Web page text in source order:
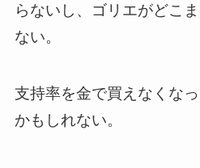
らないし、ゴリエがどこ
ない。
支持率を金で買えなくな
かもしれない。